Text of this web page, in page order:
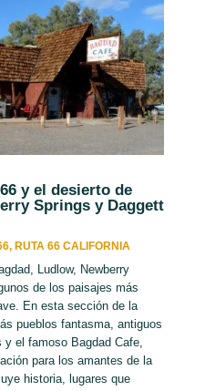
y el desierto de
Springs y Daggett
, RUTA 66 CALIFORNIA
Ludlow, Newberry
de los paisajes más
En esta sección de la
pueblos fantasma, antiguos
el famoso Bagdad Cafe,
para los amantes de la
historia, lugares que